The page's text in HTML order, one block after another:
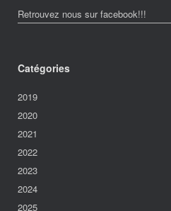
Retrouvez nous sur facebook!!!
Catégories
2019
2020
2021
2022
2023
2024
2025